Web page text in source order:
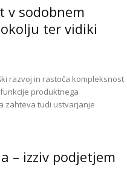
v sodobnem
ter vidiki
razvoj in rastoča kompleksnost
produktnega
zahteva tudi ustvarjanje
– izziv podjetjem